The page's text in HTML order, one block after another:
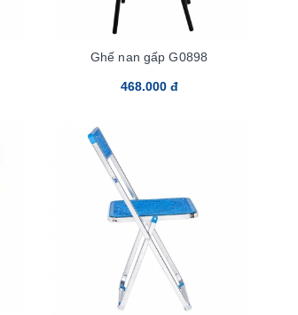
Ghế nan gấp G0898
468.000 đ